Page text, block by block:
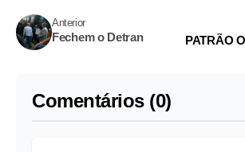
Anterior
Fechem o Detran PATRÃO
Comentários (0)